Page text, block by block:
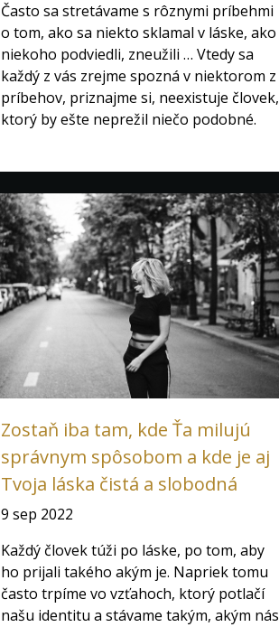
Často sa stretávame s rôznymi príbehmi
o tom, ako sa niekto sklamal v láske, ako
niekoho podviedli, zneužili … Vtedy sa
každý z vás zrejme spozná v niektorom z
príbehov, priznajme si, neexistuje človek,
ktorý by ešte neprežil niečo podobné.
Zostaň iba tam, kde Ťa milujú
správnym spôsobom a kde je aj
Tvoja láska čistá a slobodná
9 sep 2022
Každý človek túži po láske, po tom, aby
ho prijali takého akým je. Napriek tomu
často trpíme vo vzťahoch, ktorý potlačí
našu identitu a stávame takým, akým nás